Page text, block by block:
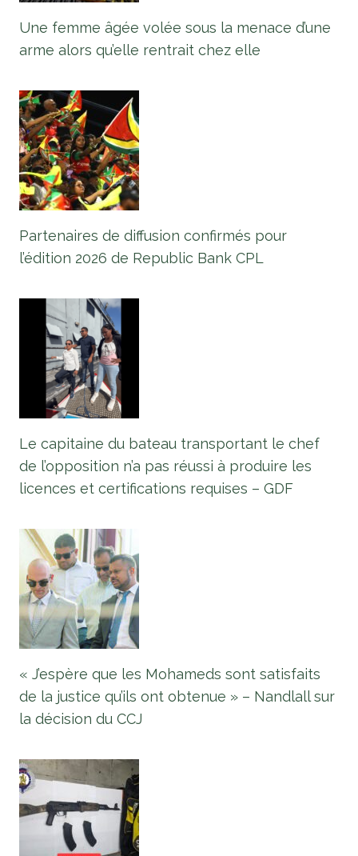
Une femme âgée volée sous la menace d’une
arme alors qu’elle rentrait chez elle
Partenaires de diffusion confirmés pour
l’édition 2026 de Republic Bank CPL
Le capitaine du bateau transportant le chef
de l’opposition n’a pas réussi à produire les
licences et certifications requises – GDF
« J’espère que les Mohameds sont satisfaits
de la justice qu’ils ont obtenue » – Nandlall sur
la décision du CCJ